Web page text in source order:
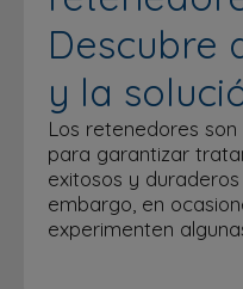
Descubre
y la
Los retenedores
para garantizar
exitosos y
embargo, en
experimenten